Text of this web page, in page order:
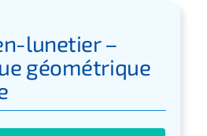
lunetier –
géométrique